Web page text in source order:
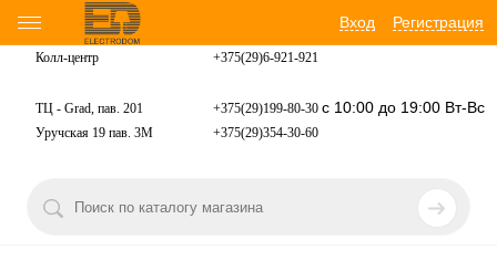
Вход Регистрация
Колл-центр +375(29)6-921-921
ТЦ - Grad, пав. 201 +375(29)199-80-30 с 10:00 до 19:00 Вт-Вс
Уручская 19 пав. 3М +375(29)354-30-60